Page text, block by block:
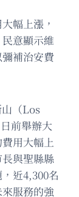
幅上漲，
意顯示維
補治安費
（Los
前舉辦大
用大幅上
與聖縣縣
近4,300名
服務的強